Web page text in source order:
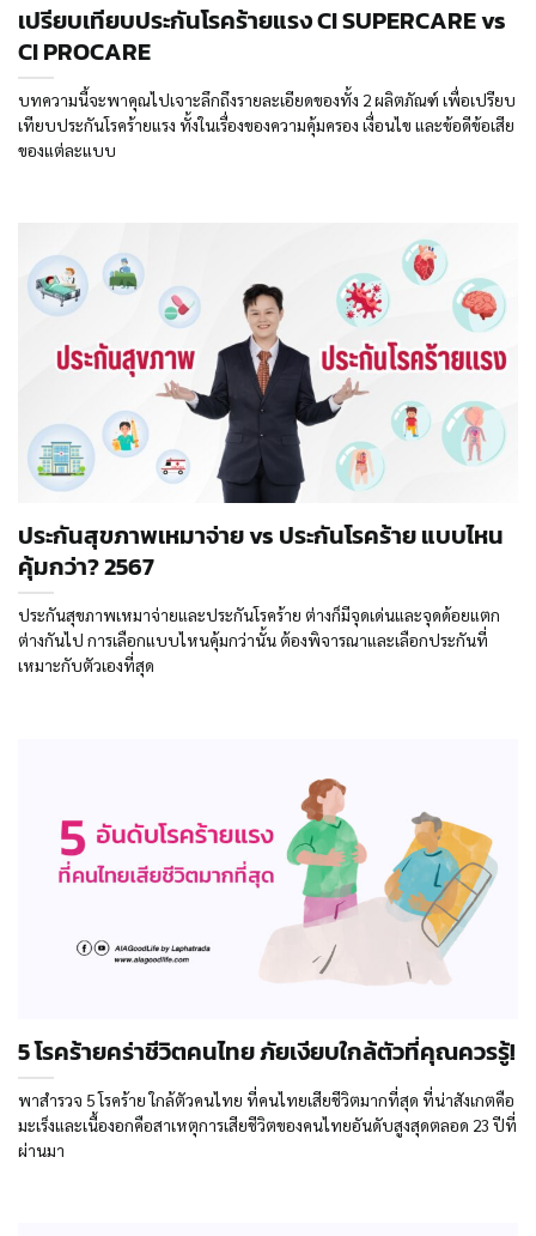
เปรียบเทียบประกันโรคร้ายแรง CI SUPERCARE vs
CI PROCARE
บทความนี้จะพาคุณไปเจาะลึกถึงรายละเอียดของทั้ง 2 ผลิตภัณฑ์ เพื่อเปรียบ
เทียบประกันโรคร้ายแรง ทั้งในเรื่องของความคุ้มครอง เงื่อนไข และข้อดีข้อเสีย
ของแต่ละแบบ
ประกันสุขภาพเหมาจ่าย vs ประกันโรคร้าย แบบไหน
คุ้มกว่า? 2567
ประกันสุขภาพเหมาจ่ายและประกันโรคร้าย ต่างก็มีจุดเด่นและจุดด้อยแตก
ต่างกันไป การเลือกแบบไหนคุ้มกว่านั้น ต้องพิจารณาและเลือกประกันที่
เหมาะกับตัวเองที่สุด
5 โรคร้ายคร่าชีวิตคนไทย ภัยเงียบใกล้ตัวที่คุณควรรู้!
พาสำรวจ 5 โรคร้าย ใกล้ตัวคนไทย ที่คนไทยเสียชีวิตมากที่สุด ที่น่าสังเกตคือ
มะเร็งและเนื้องอกคือสาเหตุการเสียชีวิตของคนไทยอันดับสูงสุดตลอด 23 ปีที่
ผ่านมา